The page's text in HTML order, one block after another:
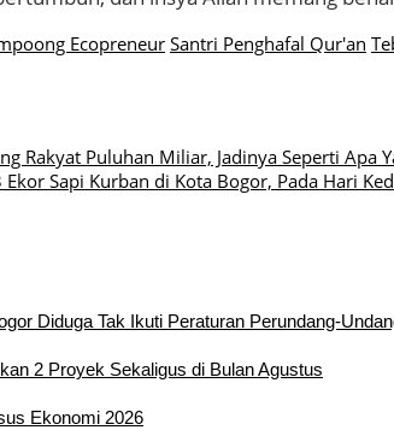
Ecopreneur Santri Penghafal Qur'an
Rakyat Puluhan Miliar, Jadinya Seperti Apa
Ekor Sapi Kurban di Kota Bogor, Pada Hari
Diduga Tak Ikuti Peraturan Perundang-
2 Proyek Sekaligus di Bulan Agustus
Ekonomi 2026